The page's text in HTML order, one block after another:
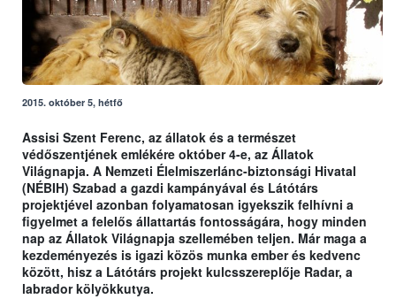
2015. október 5, hétfő
Assisi Szent Ferenc, az állatok és a természet
védőszentjének emlékére október 4-e, az Állatok
Világnapja. A Nemzeti Élelmiszerlánc-biztonsági Hivatal
(NÉBIH) Szabad a gazdi kampányával és Látótárs
projektjével azonban folyamatosan igyekszik felhívni a
figyelmet a felelős állattartás fontosságára, hogy minden
nap az Állatok Világnapja szellemében teljen. Már maga a
kezdeményezés is igazi közös munka ember és kedvenc
között, hisz a Látótárs projekt kulcsszereplője Radar, a
labrador kölyökkutya.